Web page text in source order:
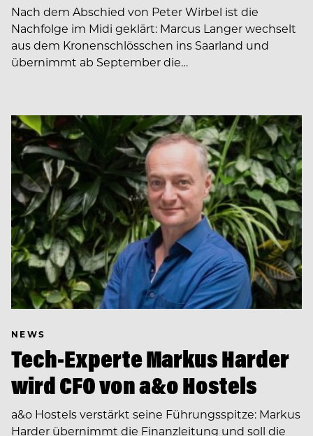
Nach dem Abschied von Peter Wirbel ist die
Nachfolge im Midi geklärt: Marcus Langer wechselt
aus dem Kronenschlösschen ins Saarland und
übernimmt ab September die…
NEWS
Tech-Experte Markus Harder
wird CFO von a&o Hostels
a&o Hostels verstärkt seine Führungsspitze: Markus
Harder übernimmt die Finanzleitung und soll die